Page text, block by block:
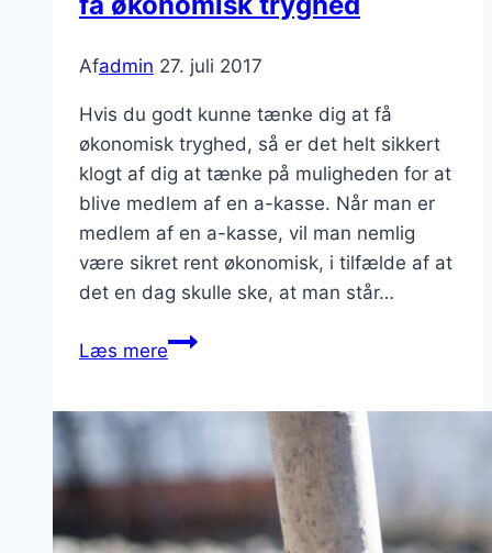
Afadmin 27. juli 2017
Hvis du godt kunne tænke dig at få
økonomisk tryghed, så er det helt sikkert
klogt af dig at tænke på muligheden for at
blive medlem af en a-kasse. Når man er
medlem af en a-kasse, vil man nemlig
være sikret rent økonomisk, i tilfælde af at
det en dag skulle ske, at man står…
Læs mereBliv
kasse
og
få